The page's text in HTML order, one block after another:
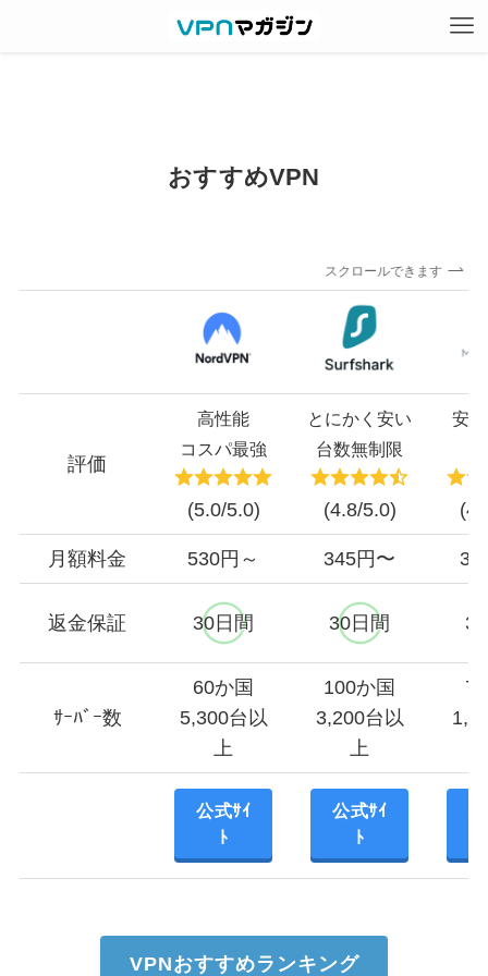
おすすめVPN
スクロールできます
評価
高性能
コスパ最強
(5.0/5.0)
とにかく安い
台数無制限
(4.8/5.0)
安
月額料金 530円～ 345円〜
返金保証 30日間 30日間
ｻｰﾊﾞｰ数
60か国
5,300台以
上
100か国
3,200台以
上
公式ｻｲ
ﾄ
公式ｻｲ
ﾄ
VPNおすすめランキング